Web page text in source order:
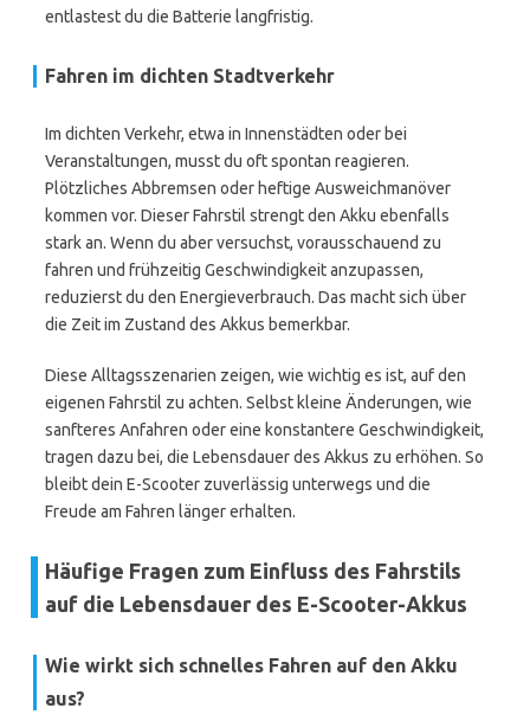
entlastest du die Batterie langfristig.
Fahren im dichten Stadtverkehr
Im dichten Verkehr, etwa in Innenstädten oder bei
Veranstaltungen, musst du oft spontan reagieren.
Plötzliches Abbremsen oder heftige Ausweichmanöver
kommen vor. Dieser Fahrstil strengt den Akku ebenfalls
stark an. Wenn du aber versuchst, vorausschauend zu
fahren und frühzeitig Geschwindigkeit anzupassen,
reduzierst du den Energieverbrauch. Das macht sich über
die Zeit im Zustand des Akkus bemerkbar.
Diese Alltagsszenarien zeigen, wie wichtig es ist, auf den
eigenen Fahrstil zu achten. Selbst kleine Änderungen, wie
sanfteres Anfahren oder eine konstantere Geschwindigkeit,
tragen dazu bei, die Lebensdauer des Akkus zu erhöhen. So
bleibt dein E-Scooter zuverlässig unterwegs und die
Freude am Fahren länger erhalten.
Häufige Fragen zum Einfluss des Fahrstils
auf die Lebensdauer des E-Scooter-Akkus
Wie wirkt sich schnelles Fahren auf den Akku
aus?